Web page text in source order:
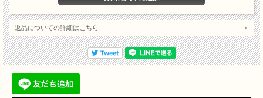
返品についての詳細はこちら